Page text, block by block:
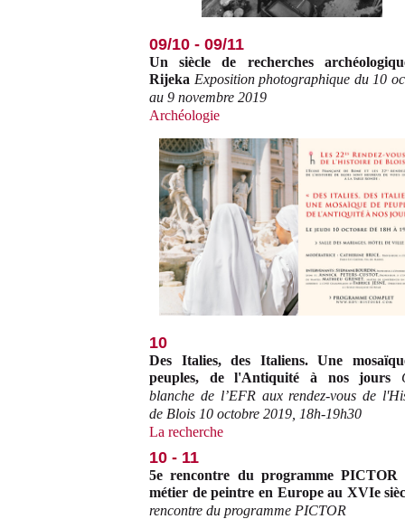
09/10 - 09/11
Un siècle de recherches
Rijeka Exposition photographique du 10
au 9 novembre 2019
Archéologie
10
Des Italies, des Italiens. Une
peuples, de l'Antiquité à nos jours
blanche de l’EFR aux rendez-vous de
de Blois 10 octobre 2019, 18h-19h30
La recherche
10 - 11
5e rencontre du programme
métier de peintre en Europe au XVIe
rencontre du programme PICTOR